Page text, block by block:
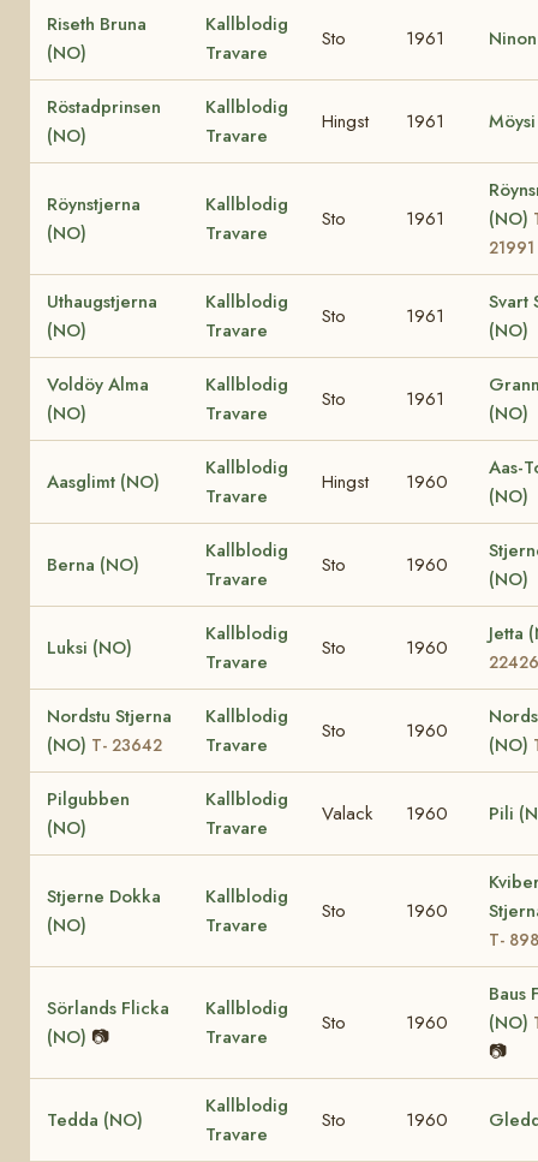
Riseth Bruna
(NO)
Kallblodig
Travare
Sto 1961
Röstadprinsen
(NO)
Kallblodig
Travare
Hingst 1961
Röynstjerna
(NO)
Kallblodig
Travare
Sto 1961
(NO)
21991
Uthaugstjerna
(NO)
Kallblodig
Travare
Sto 1961
Svart
(NO)
Voldöy Alma
(NO)
Kallblodig
Travare
Sto 1961
(NO)
Aasglimt (NO)
Kallblodig
Travare
Hingst 1960
Aas-
(NO)
Berna (NO)
Kallblodig
Travare
Sto 1960
(NO)
Luksi (NO)
Kallblodig
Travare
Sto 1960
Jetta
22426
Nordstu Stjerna
(NO) T- 23642
Kallblodig
Travare
Sto 1960
(NO)
Pilgubben
(NO)
Kallblodig
Travare
Valack 1960 Pili
Stjerne Dokka
(NO)
Kallblodig
Travare
Sto 1960
T- 898
Sörlands Flicka
(NO) 📷
Kallblodig
Travare
Sto 1960
Baus
(NO)
📷
Tedda (NO)
Kallblodig
Travare
Sto 1960